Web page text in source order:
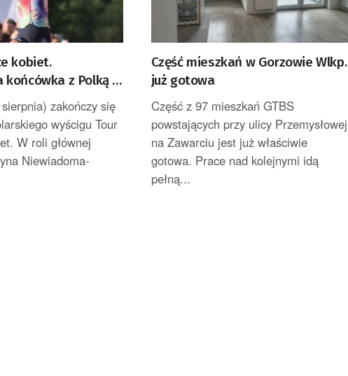
kobiet.
końcówka z Polką w
zakończy się
wyścigu Tour
W roli głównej
Niewiadoma-
Część mieszkań w Gorzowie Wlkp.
już gotowa
Część z 97 mieszkań GTBS
powstających przy ulicy Przemysłowej
na Zawarciu jest już właściwie
gotowa. Prace nad kolejnymi idą
pełną...